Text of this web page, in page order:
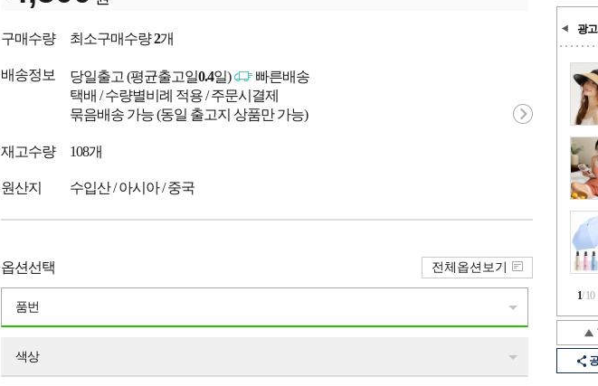
광고
1/10
구매수량 최소구매수량2개
배송정보 당일출고 (평균출고일0.4일)
빠른배송
택배 / 수량별비례 적용 / 주문시결제
묶음배송 가능 (동일 출고지 상품만 가능)
재고수량 108개
원산지 수입산 / 아시아 / 중국
옵션선택
품번
색상
전체옵션보기